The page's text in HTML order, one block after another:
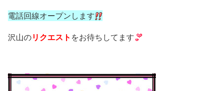
電話回線オープンします
沢山のリクエスト をお待ちしてます